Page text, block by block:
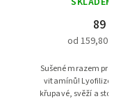
od
Barevný
kousky
ostružin.